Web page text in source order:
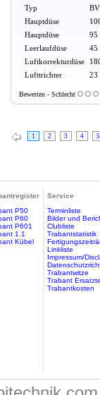
Typ
Hauptdüse
Hauptdüse
95
Leerlaufdüse
45
Luftkorrekturdüse
Lufttrichter
23
Bewerten - Schlecht
1 2 3 4 5
P50
P60
P601
1.1
Kübel
Service
Terminliste
Bilder und
Clubliste
Trabantstatistik
Linkliste
Impressum/
Trabantwitze
Trabant
Trabantkosten